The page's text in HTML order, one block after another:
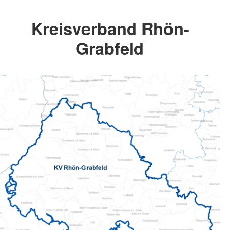
Kreisverband Rhön-
Grabfeld